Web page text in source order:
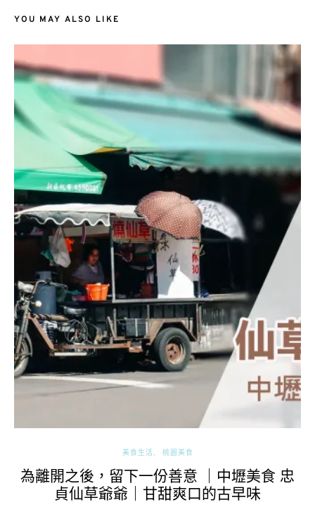
YOU MAY ALSO LIKE
美食生活 桃園美食
為離開之後，留下一份善意 ｜中壢美食 忠
貞仙草爺爺｜甘甜爽口的古早味